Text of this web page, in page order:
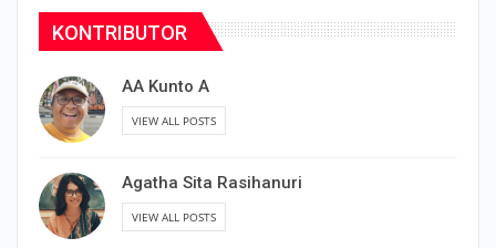
KONTRIBUTOR
AA Kunto A
VIEW ALL POSTS
Agatha Sita Rasihanuri
VIEW ALL POSTS